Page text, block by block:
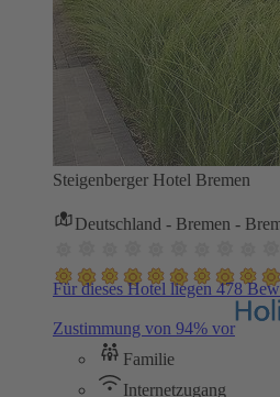
Steigenberger Hotel Bremen
Deutschland - Bremen -
Für dieses Hotel liegen 478
Zustimmung von 94% vor
Familie
Internetzugang